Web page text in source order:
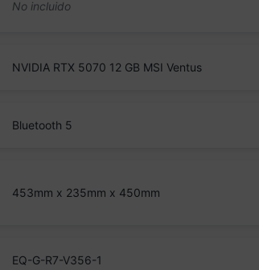
NVIDIA RTX 5070 12 GB MSI Ventus
Bluetooth 5
453mm x 235mm x 450mm
EQ-G-R7-V356-1